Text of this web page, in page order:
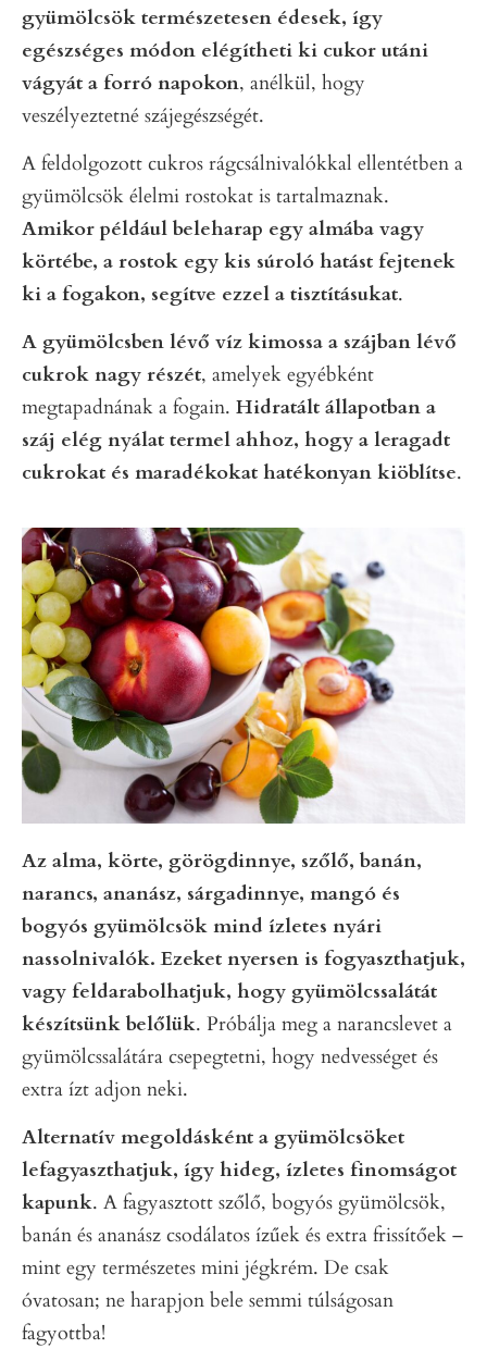
gyümölcsök természetesen édesek, így
egészséges módon elégítheti ki cukor utáni
vágyát a forró napokon, anélkül, hogy
veszélyeztetné szájegészségét.
A feldolgozott cukros rágcsálnivalókkal ellentétben a
gyümölcsök élelmi rostokat is tartalmaznak.
Amikor például beleharap egy almába vagy
körtébe, a rostok egy kis súroló hatást fejtenek
ki a fogakon, segítve ezzel a tisztításukat.
A gyümölcsben lévő víz kimossa a szájban lévő
cukrok nagy részét, amelyek egyébként
megtapadnának a fogain. Hidratált állapotban a
száj elég nyálat termel ahhoz, hogy a leragadt
cukrokat és maradékokat hatékonyan kiöblítse.
Az alma, körte, görögdinnye, szőlő, banán,
narancs, ananász, sárgadinnye, mangó és
bogyós gyümölcsök mind ízletes nyári
nassolnivalók. Ezeket nyersen is fogyaszthatjuk,
vagy feldarabolhatjuk, hogy gyümölcssalátát
készítsünk belőlük. Próbálja meg a narancslevet a
gyümölcssalátára csepegtetni, hogy nedvességet és
extra ízt adjon neki.
Alternatív megoldásként a gyümölcsöket
lefagyaszthatjuk, így hideg, ízletes finomságot
kapunk. A fagyasztott szőlő, bogyós gyümölcsök,
banán és ananász csodálatos ízűek és extra frissítőek –
mint egy természetes mini jégkrém. De csak
óvatosan; ne harapjon bele semmi túlságosan
fagyottba!